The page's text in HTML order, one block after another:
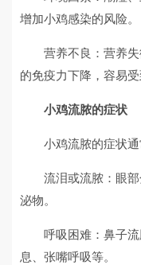
增加小鸡感染的风险。
营养不良：营养
的免疫力下降，容易受
小鸡流脓的症状
小鸡流脓的症状
流泪或流脓：眼
泌物。
呼吸困难：鼻子
息、张嘴呼吸等。